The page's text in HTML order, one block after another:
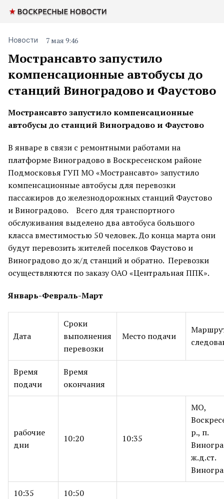
Мострансавто запустило
компенсационные автобусы до
станций Виноградово и Фаустово
Новости 7 мая 9:46
Мострансавто запустило компенсационные
автобусы до станций Виноградово и Фаустово
В январе в связи с ремонтными работами на
платформе Виноградово в Воскресенском районе
Подмосковья ГУП МО «Мострансавто» запустило
компенсационные автобусы для перевозки
пассажиров до железнодорожных станций Фаустово
и Виноградово. Всего для транспортного
обслуживания выделено два автобуса большого
класса вместимостью 50 человек. До конца марта они
будут перевозить жителей поселков Фаустово и
Виноградово до ж/д станций и обратно. Перевозки
осуществляются по заказу ОАО «Центральная ППК».
Январь-Февраль-Март
Дата
Сроки
выполнения
перевозки
Место подачи
Время
подачи
Время
окончания
рабочие
дни
10:20 10:35
МО,
р., п.
ж.д.ст.
10:35 10:50